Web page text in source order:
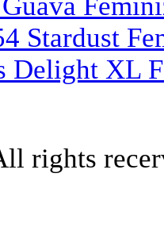
Stardust
Delight XL
rights